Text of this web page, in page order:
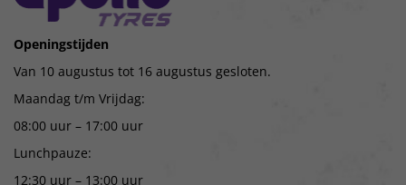
Openingstijden
Van 10 augustus tot 16 augustus gesloten.
Maandag t/m Vrijdag:
08:00 uur – 17:00 uur
Lunchpauze:
12:30 uur – 13:00 uur